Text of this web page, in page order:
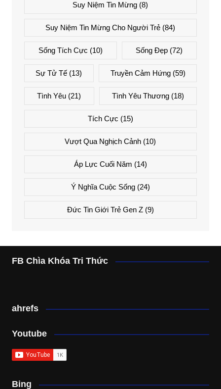
Suy Niệm Tin Mừng (8)
Suy Niệm Tin Mừng Cho Người Trẻ (84)
Sống Tích Cực (10) Sống Đẹp (72)
Sự Tử Tế (13) Truyền Cảm Hứng(59)
Tình Yêu (21) Tình Yêu Thương(18)
Tích Cực (15)
Vượt Qua Nghịch Cảnh (10)
Áp Lực Cuối Năm (14)
Ý Nghĩa Cuộc Sống(24)
Đức Tin Giới Trẻ Gen Z(9)
FB Chìa Khóa Tri Thức
ahrefs
Youtube
Bing